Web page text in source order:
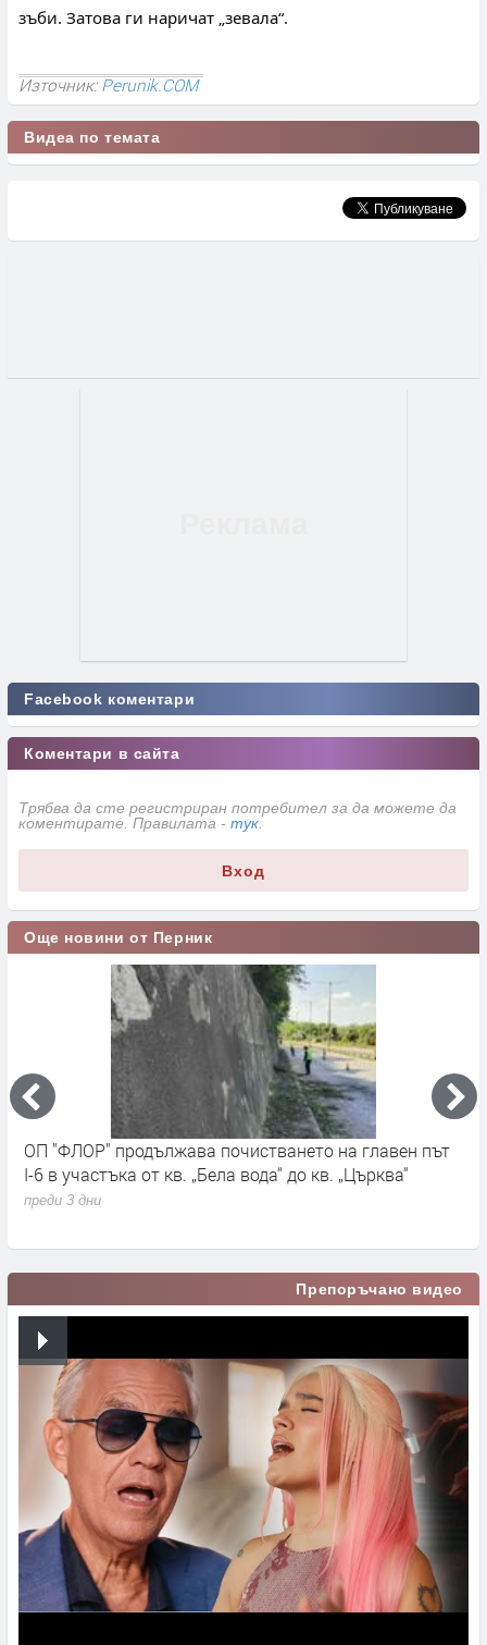
зъби. Затова ги наричат „зевала“.
Източник:Perunik.COM
Видеа по темата
Facebook коментари
Коментари в сайта
Трябва да сте регистриран потребител за да можете да
коментирате. Правилата - тук
Вход
Още новини от Перник
ОП "ФЛОР" продължава почистването на главен път
I-6 в участъка от кв. „Бела вода“ до кв. „Църква“
преди 3 дни
Препоръчано видео